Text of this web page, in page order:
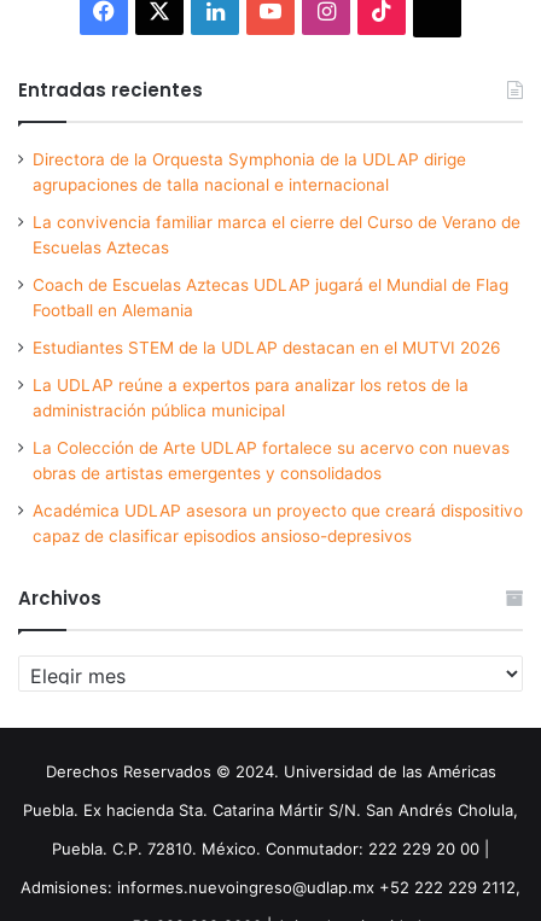
Facebook LinkedInYouTubeInstagram
Entradas recientes
Directora de la Orquesta Symphonia de la UDLAP dirige
agrupaciones de talla nacional e internacional
La convivencia familiar marca el cierre del Curso de Verano de
Escuelas Aztecas
Coach de Escuelas Aztecas UDLAP jugará el Mundial de Flag
Football en Alemania
Estudiantes STEM de la UDLAP destacan en el MUTVI 2026
La UDLAP reúne a expertos para analizar los retos de la
administración pública municipal
La Colección de Arte UDLAP fortalece su acervo con nuevas
obras de artistas emergentes y consolidados
Académica UDLAP asesora un proyecto que creará dispositivo
capaz de clasificar episodios ansioso-depresivos
Archivos
Archivos
Derechos Reservados © 2024. Universidad de las Américas
Puebla. Ex hacienda Sta. Catarina Mártir S/N. San Andrés Cholula,
Puebla. C.P. 72810. México. Conmutador: 222 229 20 00 |
Admisiones: informes.nuevoingreso@udlap.mx +52 222 229 2112,